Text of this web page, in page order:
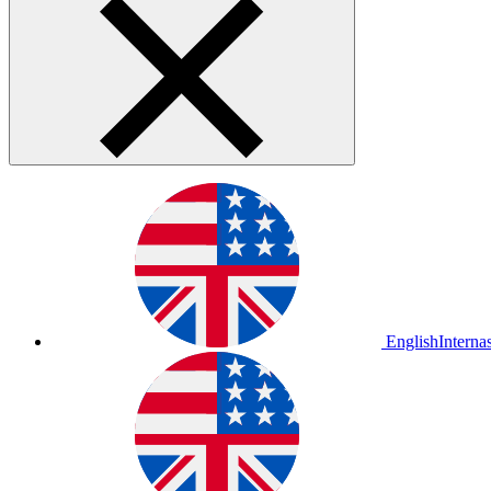
English